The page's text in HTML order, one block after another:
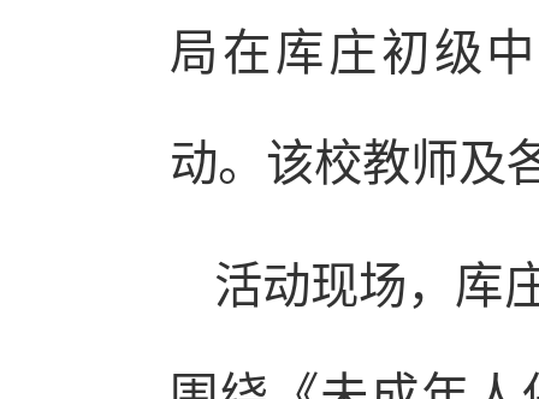
局在库庄初级
动。该校教师及
活动现场，库